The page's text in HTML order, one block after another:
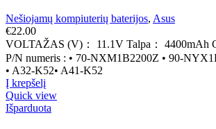
Nešiojamų kompiuterių baterijos, Asus
€22.00
VOLTAŽAS (V)： 11.1V Talpa： 4400mAh
P/N numeris : • 70-NXM1B2200Z • 90-
• A32-K52• A41-K52
Į krepšelį
Quick view
Išparduota